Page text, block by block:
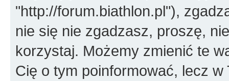
"http://forum.biathlon.pl"),
nie się nie zgadzasz, proszę,
korzystaj. Możemy zmienić te
Cię o tym poinformować, lecz